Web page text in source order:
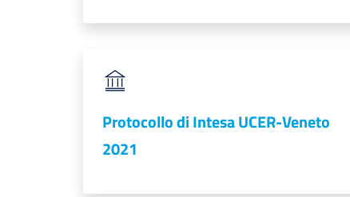
Protocollo di Intesa UCER-Veneto
2021